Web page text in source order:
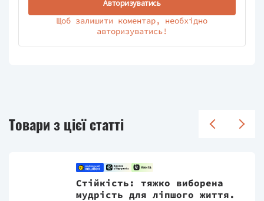
Щоб залишити коментар, необхідно
авторизуватись!
Авторизуватись
Товари з цієї статті
Стійкість: тяжко виборена
мудрість для ліпшого життя.